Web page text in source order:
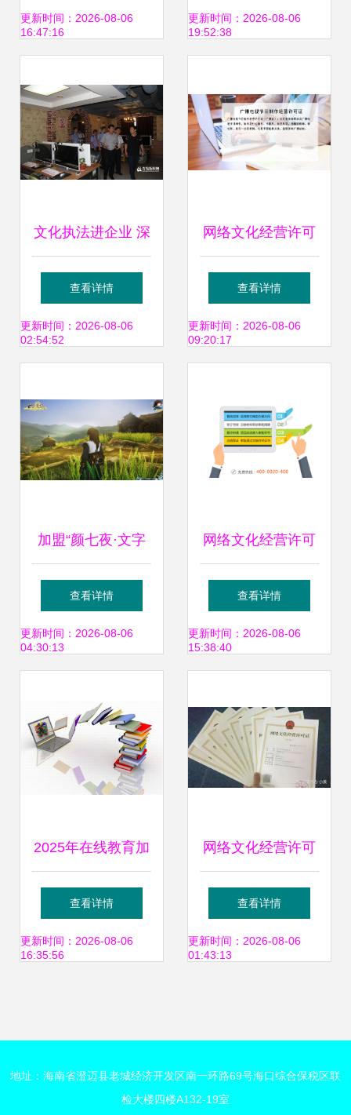
更新时间：2026-08-06
16:47:16
多少？揭秘网络文
更新时间：2026-08-06
19:52:38
文化执法进企业 深
化网络安全宣传，
护航网络文化经营
查看详情
更新时间：2026-08-06
02:54:52
网络文化经营许可
证的申请流程与适
用范围详解
查看详情
更新时间：2026-08-06
09:20:17
加盟“颜七夜·文字
修仙·怀旧石
器”（0.1折扣版）
区防御手册
查看详情
更新时间：2026-08-06
04:30:13
网络文化经营许可
证办理全解析 诸葛
优服助您快速获批
查看详情
更新时间：2026-08-06
15:38:40
2025年在线教育加
盟费用与网络文化
经营许可证全解析
查看详情
更新时间：2026-08-06
16:35:56
网络文化经营许可
证有效期与续期必
要性详解
查看详情
更新时间：2026-08-06
01:43:13
地址：海南省澄迈县老城经济开发区南一环路69号海口综合保税区联
检大楼四楼A132-19室